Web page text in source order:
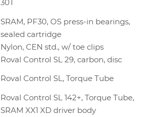
30T
SRAM, PF30, OS press-in bearings,
sealed cartridge
Nylon, CEN std., w/ toe clips
Roval Control SL 29, carbon, disc
Roval Control SL, Torque Tube
Roval Control SL 142+, Torque Tube,
SRAM XX1 XD driver body